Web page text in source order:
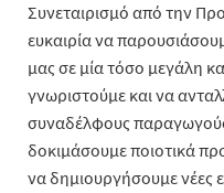
Συνεταιρισμό από την
ευκαιρία να
μας σε μία τόσο μεγάλη
γνωριστούμε και να
συναδέλφους
δοκιμάσουμε ποιοτικά
να δημιουργήσουμε νέες